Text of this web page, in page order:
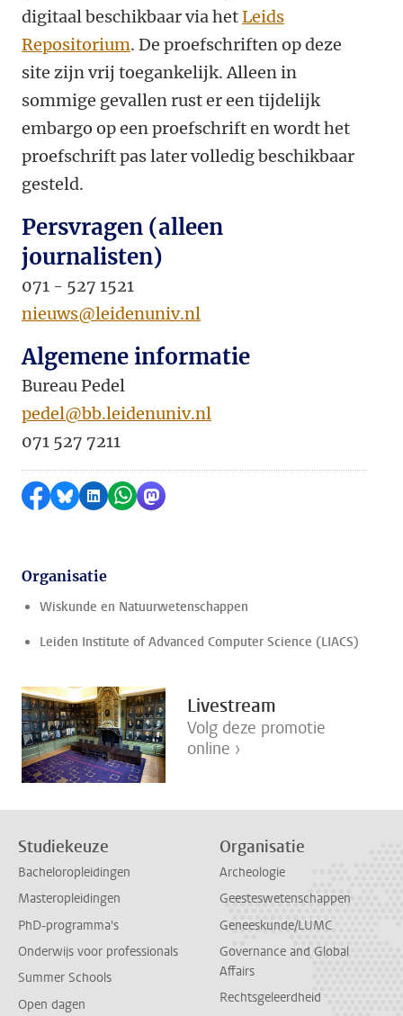
digitaal beschikbaar via hetLeids
Repositorium. De proefschriften op deze
site zijn vrij toegankelijk. Alleen in
sommige gevallen rust er een tijdelijk
embargo op een proefschrift en wordt het
proefschrift pas later volledig beschikbaar
gesteld.
Persvragen (alleen
journalisten)
071 - 527 1521
nieuws@leidenuniv.nl
Algemene informatie
Bureau Pedel
pedel@bb.leidenuniv.nl
071 527 7211
Delen op Facebook
Delen via Bluesky
Delen op LinkedIn
Delen via WhatsApp
Delen via Mastodon
Organisatie
Wiskunde en Natuurwetenschappen
Leiden Institute of Advanced Computer Science (LIACS)
Livestream
Volg deze promotie
online ›
Studiekeuze
Bacheloropleidingen
Masteropleidingen
PhD-programma's
Onderwijs voor professionals
Summer Schools
Open dagen
Organisatie
Archeologie
Geesteswetenschappen
Geneeskunde/LUMC
Governance and Global
Affairs
Rechtsgeleerdheid